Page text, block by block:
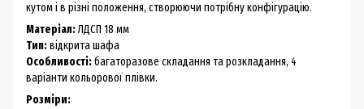
кутом і в різні положення, створюючи потрібну конфігурацію.
Матеріал:ЛДСП 18 мм
Тип:відкрита шафа
Особливості:багаторазове складання та розкладання, 4
варіанти кольорової плівки.
Розміри: